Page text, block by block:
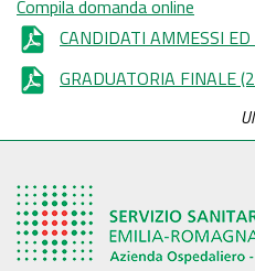
Compila domanda online
CANDIDATI AMMESSI ED
GRADUATORIA FINALE